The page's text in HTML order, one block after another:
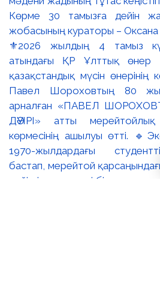
⚜️2026 жылдың 4 тамыз
атындағы ҚР Ұлттық өнер
қазақстандық мүсін өнерінің
Павел Шороховтың 80
арналған «ПАВЕЛ
ДӘУІРІ» атты мерейтойлық
көрмесінің ашылуы өтті.
1970-жылдардағы
бастап, мерейтой
дейінгі әр кезеңді бір арнаға